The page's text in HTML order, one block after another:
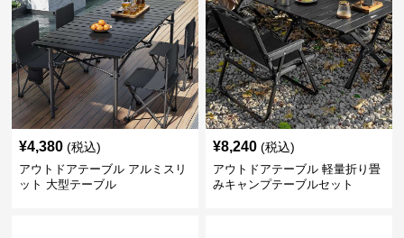
¥4,380 (税込)
アウトドアテーブル アルミスリ
ット 大型テーブル
¥8,240 (税込)
アウトドアテーブル 軽量折り畳
みキャンプテーブルセット